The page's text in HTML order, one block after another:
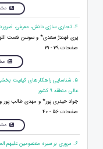
4. تجاری سازی دانش، معرفی، ضرورت و الزامات
پری فهندژ سعدی* و سوسن نعمت
صفحات 39 - 31
5. شناسایی راهکارهای کیفیت
عالی منطقه 9 کشور
جواد حیدری پور* و مهدی طالب پور
صفحات 56 - 40
6. مروری بر سیره معصومین علیهم‌ السلام در سفارش به بهداشت دهان و دندان